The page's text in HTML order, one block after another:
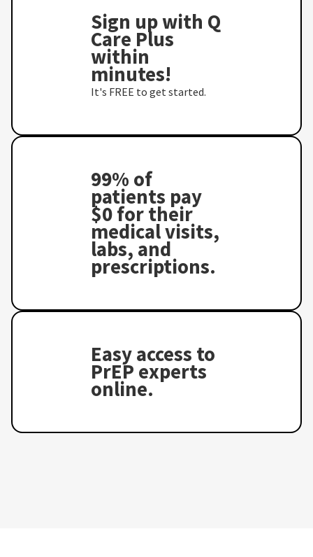
Sign up with Q
Care Plus
within
minutes!
It's FREE to get started.
99% of
patients pay
$0 for their
medical visits,
labs, and
prescriptions.
Easy access to
PrEP experts
online.